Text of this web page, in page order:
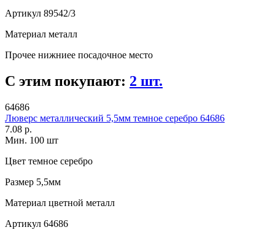
Артикул 89542/3
Материал металл
Прочее нижниее посадочное место
С этим покупают: 2 шт.
64686
Люверс металлический 5,5мм темное серебро 64686
7.08 р.
Мин. 100 шт
Цвет темное серебро
Размер 5,5мм
Материал цветной металл
Артикул 64686